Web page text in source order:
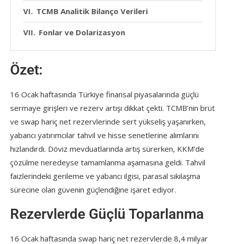
TCMB Analitik Bilanço Verileri
Fonlar ve Dolarizasyon
Özet:
16 Ocak haftasında Türkiye finansal piyasalarında güçlü
sermaye girişleri ve rezerv artışı dikkat çekti. TCMB’nin brüt
ve swap hariç net rezervlerinde sert yükseliş yaşanırken,
yabancı yatırımcılar tahvil ve hisse senetlerine alımlarını
hızlandırdı. Döviz mevduatlarında artış sürerken, KKM’de
çözülme neredeyse tamamlanma aşamasına geldi. Tahvil
faizlerindeki gerileme ve yabancı ilgisi, parasal sıkılaşma
sürecine olan güvenin güçlendiğine işaret ediyor.
Rezervlerde Güçlü Toparlanma
16 Ocak haftasında swap hariç net rezervlerde 8,4 milyar